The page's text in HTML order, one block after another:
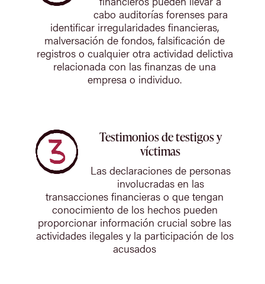
cabo auditorías forenses para
identificar irregularidades financieras,
malversación de fondos, falsificación de
registros o cualquier otra actividad delictiva
relacionada con las finanzas de una
empresa o individuo.
Testimonios de testigos y
víctimas
Las declaraciones de personas
involucradas en las
transacciones financieras o que tengan
conocimiento de los hechos pueden
proporcionar información crucial sobre las
actividades ilegales y la participación de los
acusados